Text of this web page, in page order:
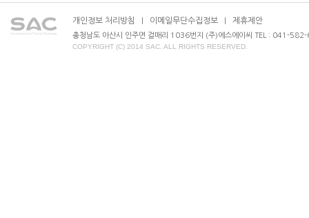
개인정보 처리방침 이메일무단수집정보 제휴제안
충청남도 아산시 인주면 걸매리 1036번지 (주)에스에이씨 TEL : 041-
COPYRIGHT (C) 2014 SAC. ALL RIGHTS RESERVED.